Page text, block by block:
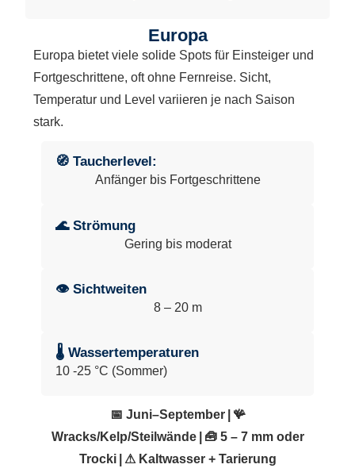
Europa
Europa bietet viele solide Spots für Einsteiger und
Fortgeschrittene, oft ohne Fernreise. Sicht,
Temperatur und Level variieren je nach Saison
stark.
🧭 Taucherlevel:
Anfänger bis Fortgeschrittene
🌊 Strömung
Gering bis moderat
👁 Sichtweiten
8 – 20 m
🌡 Wassertemperaturen
10 -25 °C (Sommer)
📅 Juni–September | 🪸
Wracks/Kelp/Steilwände | 🧰 5 – 7 mm oder
Trocki | ⚠ Kaltwasser + Tarierung